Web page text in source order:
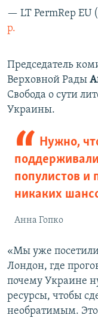
— LT PermRep EU
р.
Председатель
Верховной Рады
Свобода о сути
Украины.
Нужно,
популистов и
никаких
Анна Гопко
«Мы уже
Лондон, где
почему Украине
ресурсы, чтобы
необратимым.